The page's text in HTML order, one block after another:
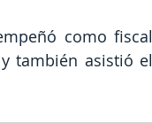
como fiscal
también asistió el